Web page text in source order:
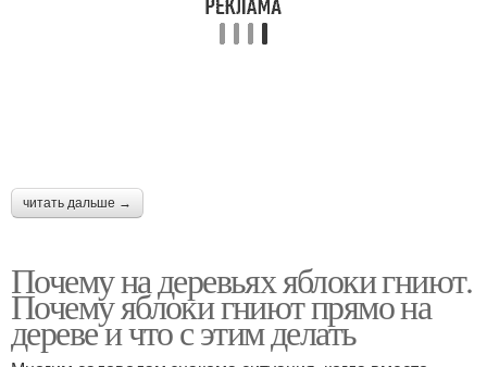
читать дальше →
Почему на деревьях яблоки гниют.
Почему яблоки гниют прямо на
дереве и что с этим делать